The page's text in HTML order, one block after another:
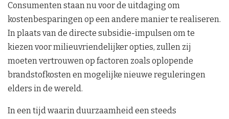
Consumenten staan nu voor de uitdaging om
kostenbesparingen op een andere manier te realiseren.
In plaats van de directe subsidie-impulsen om te
kiezen voor milieuvriendelijker opties, zullen zij
moeten vertrouwen op factoren zoals oplopende
brandstofkosten en mogelijke nieuwe reguleringen
elders in de wereld.
In een tijd waarin duurzaamheid een steeds